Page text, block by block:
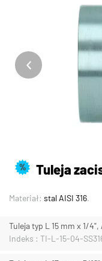
% Tuleja
Materiał: stal AISI 316.
Tuleja typ L 15 mm x 1/4",
Indeks : TI-L-15-04-